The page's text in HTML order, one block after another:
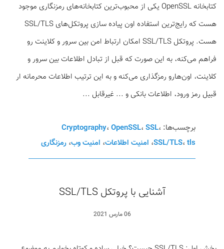
کتابخانه OpenSSL یکی از محبوب‌ترین کتابخانه‌های رمزنگاری موجود
هست که رایج‌ترین استفاده اون پیاده سازی پروتکل‌های SSL/TLS
هست. پروتکل SSL/TLS امکان ارتباط امن بین سرور و کلاینت رو
فراهم می‌کنه، به این صورت که قبل از تبادل اطلاعات بین سرور و
کلاینت، اون‌هارو رمزگذاری می‌کنه و به این ترتیب اطلاعات محرمانه ار
قبیل رمز ورود، اطلاعات بانکی و ... غیرقابل ...
برچسب‌ها: Cryptography،OpenSSL،SSL،
SSL/TLS،tls ، امنیت اطلاعات، امنیت وب، رمزنگاری
آشنایی با پروتکل SSL/TLS
06 مارس 2021